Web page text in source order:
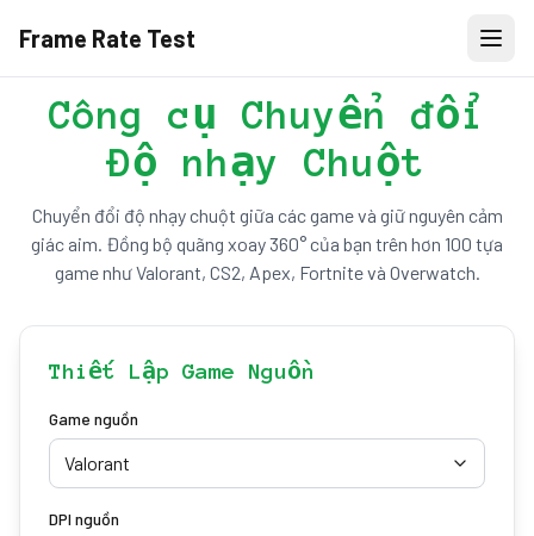
Frame Rate Test
Công cụ Chuyển đổi
Độ nhạy Chuột
Chuyển đổi độ nhạy chuột giữa các game và giữ nguyên cảm
giác aim. Đồng bộ quãng xoay 360° của bạn trên hơn 100 tựa
game như Valorant, CS2, Apex, Fortnite và Overwatch.
Thiết Lập Game Nguồn
Game nguồn
Valorant
DPI nguồn